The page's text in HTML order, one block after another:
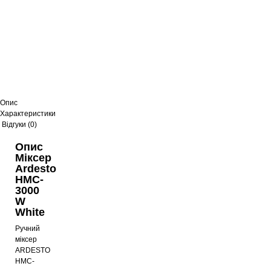
Опис
Характеристики
Відгуки (0)
Опис
Міксер
Ardesto
HMC-
3000
W
White
Ручний
міксер
ARDESTO
HMC-